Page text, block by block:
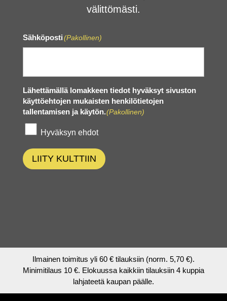
välittömästi.
Sähköposti(Pakollinen)
Lähettämällä lomakkeen tiedot hyväksyt sivuston
käyttöehtojen mukaisten henkilötietojen
tallentamisen ja käytön.(Pakollinen)
Hyväksyn ehdot
LIITY KULTTIIN
Ilmainen toimitus yli 60 € tilauksiin (norm. 5,70 €).
Minimitilaus 10 €. Elokuussa kaikkiin tilauksiin 4 kuppia
lahjateetä kaupan päälle.